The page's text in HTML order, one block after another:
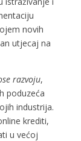
novih
utjecaj na
razvoju,
poduzeća
industrija.
krediti,
u većoj